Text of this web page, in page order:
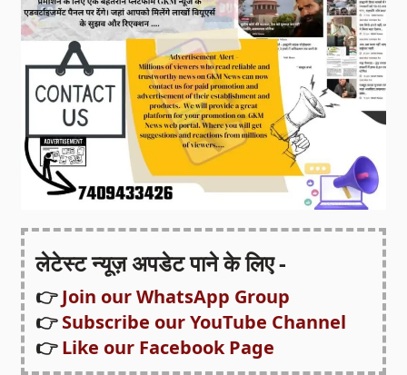
लेटेस्ट न्यूज़ अपडेट पाने के लिए -
👉Join our WhatsApp Group
👉Subscribe our YouTube Channel
👉Like our Facebook Page